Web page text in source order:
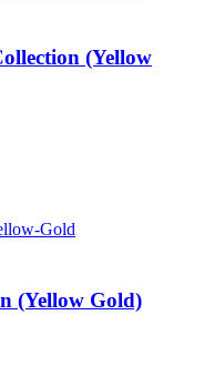
(Yellow
(Yellow Gold)